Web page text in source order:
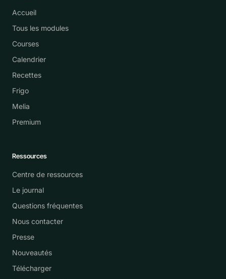
Accueil
Tous les modules
Courses
Calendrier
Recettes
Frigo
Melia
Premium
Ressources
Centre de ressources
Le journal
Questions fréquentes
Nous contacter
Presse
Nouveautés
Télécharger